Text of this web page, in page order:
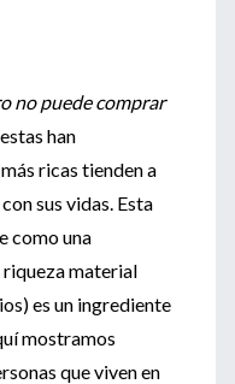
no puede comprar
han
ricas tienden a
sus vidas. Esta
como una
riqueza material
es un ingrediente
mostramos
que viven en